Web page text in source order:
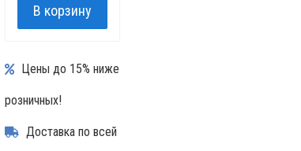
Цены до 15% ниже
розничных!
Доставка по всей